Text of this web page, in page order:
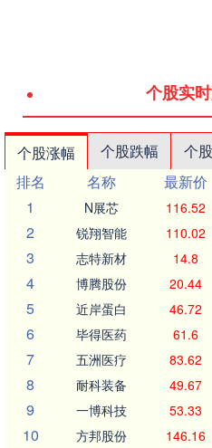
个股实
个股涨幅 个股跌幅 个
排名
名称 最新价
1
N展芯 116.52
2 锐翔智能 110.02
3 志特新材 14.8
4 博腾股份 20.44
5 近岸蛋白 46.72
6 毕得医药 61.6
7 五洲医疗 83.62
8 耐科装备 49.67
9 一博科技 53.33
10 方邦股份 146.16